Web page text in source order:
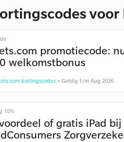
voor
promotiecode:
welkomstbonus
kortingscodes• Geldig t/m Aug 2026
10%
of gratis iPad bij